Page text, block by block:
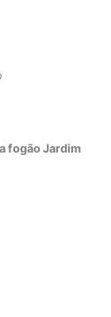
fogão Jardim